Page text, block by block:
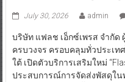
July 30, 2026 admin
บริษัท แฟลช เอ็กซ์เพรส จำกั
ครบวงจร ครอบคลุมทั่วประเท
ใต้ เปิดตัวบริการเสริมใหม่
ประสบการณ์การจัดส่งพัสดุใ